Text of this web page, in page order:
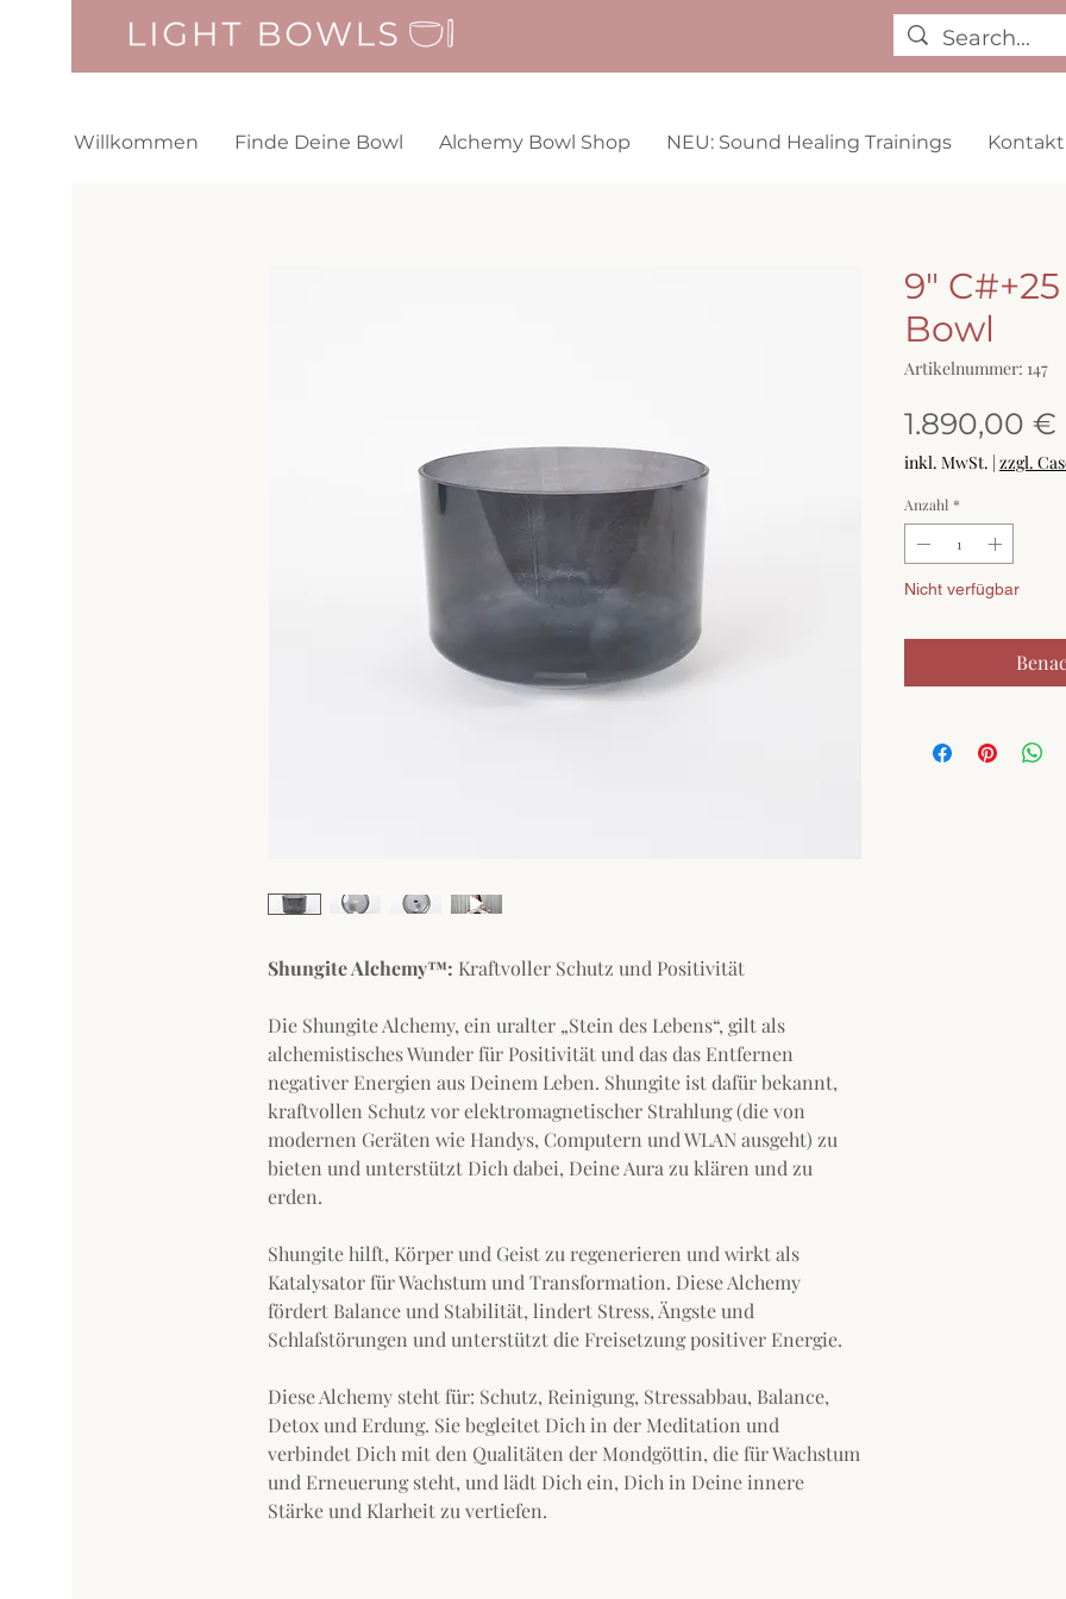
Willkommen Finde Deine Bowl Alchemy Bowl Shop NEU: Sound Healing Trainings Kontakt
Shungite Alchemy™: Kraftvoller Schutz und Positivität
Die Shungite Alchemy, ein uralter „Stein des Lebens“, gilt als
alchemistisches Wunder für Positivität und das das Entfernen
negativer Energien aus Deinem Leben. Shungite ist dafür bekannt,
kraftvollen Schutz vor elektromagnetischer Strahlung (die von
modernen Geräten wie Handys, Computern und WLAN ausgeht) zu
bieten und unterstützt Dich dabei, Deine Aura zu klären und zu
erden.
Shungite hilft, Körper und Geist zu regenerieren und wirkt als
Katalysator für Wachstum und Transformation. Diese Alchemy
fördert Balance und Stabilität, lindert Stress, Ängste und
Schlafstörungen und unterstützt die Freisetzung positiver Energie.
Diese Alchemy steht für: Schutz, Reinigung, Stressabbau, Balance,
Detox und Erdung. Sie begleitet Dich in der Meditation und
verbindet Dich mit den Qualitäten der Mondgöttin, die für Wachstum
und Erneuerung steht, und lädt Dich ein, Dich in Deine innere
Stärke und Klarheit zu vertiefen.
9"
Bowl
Artikelnummer: 147
1.890,00 €
inkl. MwSt. zzgl.
Anzahl *
Nicht verfügbar